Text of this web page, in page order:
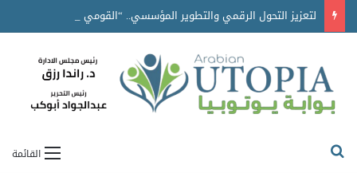
القائمة